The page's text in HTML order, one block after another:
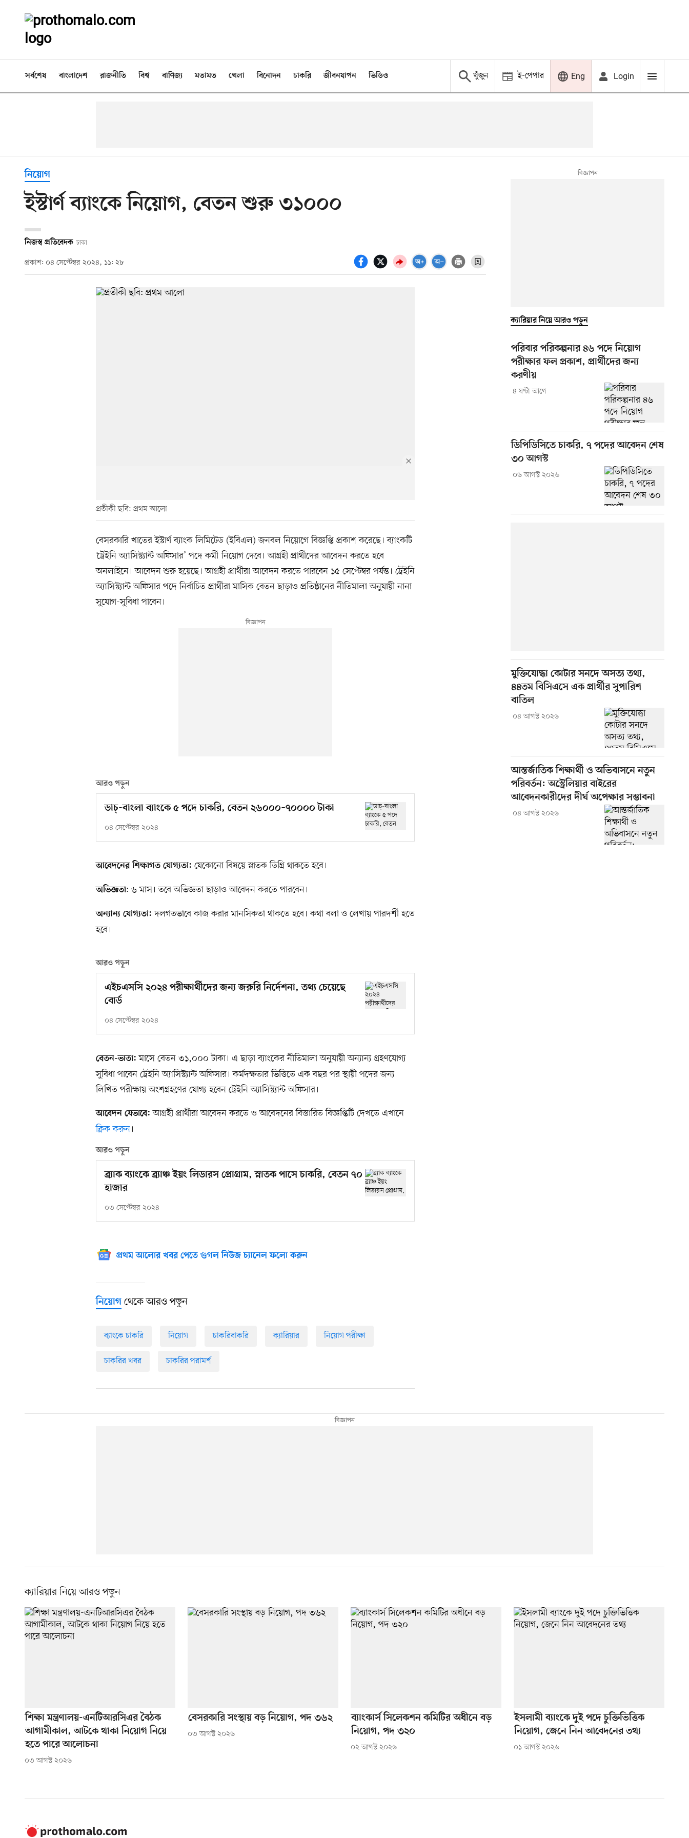
সর্বশেষ বাংলাদেশ রাজনীতি বিশ্ব বাণিজ্য মতামত খেলা বিনোদন চাকরি জীবনযাপন ভিডিও খুঁজুন ই-পেপার Eng Login
নিয়োগ
ইস্টার্ণ ব্যাংকে নিয়োগ, বেতন শুরু ৩১০০০
নিজস্ব প্রতিবেদক ঢাকা
প্রকাশ: ০৪ সেপ্টেম্বর ২০২৪, ১১: ২৮
প্রতীকী ছবি: প্রথম আলো
বেসরকারি খাতের ইস্টার্ণ ব্যাংক লিমিটেড (ইবিএল) জনবল নিয়োগে বিজ্ঞপ্তি প্রকাশ করেছে। ব্যাংকটি
‘ট্রেইনি অ্যাসিস্ট্যান্ট অফিসার’ পদে কর্মী নিয়োগ দেবে। আগ্রহী প্রার্থীদের আবেদন করতে হবে
অনলাইনে। আবেদন শুরু হয়েছে। আগ্রহী প্রার্থীরা আবেদন করতে পারবেন ১৫ সেপ্টেম্বর পর্যন্ত। ট্রেইনি
অ্যাসিস্ট্যান্ট অফিসার পদে নির্বাচিত প্রার্থীরা মাসিক বেতন ছাড়াও প্রতিষ্ঠানের নীতিমালা অনুযায়ী নানা
সুযোগ-সুবিধা পাবেন।
আরও পড়ুন
ডাচ্‌-বাংলা ব্যাংকে ৫ পদে চাকরি, বেতন ২৬০০০–৭০০০০ টাকা
০৪ সেপ্টেম্বর ২০২৪
আবেদনের শিক্ষাগত যোগ্যতা: যেকোনো বিষয়ে স্নাতক ডিগ্রি থাকতে হবে।
অভিজ্ঞতা: ৬ মাস। তবে অভিজ্ঞতা ছাড়াও আবেদন করতে পারবেন।
অন্যান্য যোগ্যতা: দলগতভাবে কাজ করার মানসিকতা থাকতে হবে। কথা বলা ও লেখায় পারদর্শী হতে
হবে।
আরও পড়ুন
এইচএসসি ২০২৪ পরীক্ষার্থীদের জন্য জরুরি নির্দেশনা, তথ্য চেয়েছে
বোর্ড
০৪ সেপ্টেম্বর ২০২৪
বেতন-ভাতা: মাসে বেতন ৩১,০০০ টাকা। এ ছাড়া ব্যাংকের নীতিমালা অনুযায়ী অন্যান্য গ্রহণযোগ্য
সুবিধা পাবেন ট্রেইনি অ্যাসিস্ট্যান্ট অফিসার। কর্মদক্ষতার ভিত্তিতে এক বছর পর স্থায়ী পদের জন্য
লিখিত পরীক্ষায় অংশগ্রহণের যোগ্য হবেন ট্রেইনি অ্যাসিস্ট্যান্ট অফিসার।
আবেদন যেভাবে: আগ্রহী প্রার্থীরা আবেদন করতে ও আবেদনের বিস্তারিত বিজ্ঞপ্তিটি দেখতে এখানে
ক্লিক করুন।
আরও পড়ুন
ব্র্যাক ব্যাংকে ব্র্যাঞ্চ ইয়ং লিডারস প্রোগ্রাম, স্নাতক পাসে চাকরি, বেতন ৭০
হাজার
০৩ সেপ্টেম্বর ২০২৪
প্রথম আলোর খবর পেতে গুগল নিউজ চ্যানেল ফলো করুন
নিয়োগ থেকে আরও পড়ুন
ব্যাংকে চাকরি নিয়োগ চাকরিবাকরি ক্যারিয়ার নিয়োগ পরীক্ষা
চাকরির খবর চাকরির পরামর্শ
ক্যারিয়ার নিয়ে আরও পড়ুন
পরিবার পরিকল্পনার ৪৬ পদে নিয়োগ
পরীক্ষার ফল প্রকাশ, প্রার্থীদের জন্য
করণীয়
৪ ঘণ্টা আগে
ডিপিডিসিতে চাকরি, ৭ পদের আবেদন শেষ
৩০ আগস্ট
০৬ আগস্ট ২০২৬
মুক্তিযোদ্ধা কোটার সনদে অসত্য তথ্য,
৪৪তম বিসিএসে এক প্রার্থীর সুপারিশ
বাতিল
০৪ আগস্ট ২০২৬
আন্তর্জাতিক শিক্ষার্থী ও অভিবাসনে নতুন
পরিবর্তন: অস্ট্রেলিয়ার বাইরের
আবেদনকারীদের দীর্ঘ অপেক্ষার সম্ভাবনা
০৪ আগস্ট ২০২৬
ক্যারিয়ার নিয়ে আরও পড়ুন
শিক্ষা মন্ত্রণালয়-এনটিআরসিএর বৈঠক
আগামীকাল, আটকে থাকা নিয়োগ নিয়ে
হতে পারে আলোচনা
০৩ আগস্ট ২০২৬
বেসরকারি সংস্থায় বড় নিয়োগ, পদ ৩৬২
০৩ আগস্ট ২০২৬
ব্যাংকার্স সিলেকশন কমিটির অধীনে বড়
নিয়োগ, পদ ৩২০
০২ আগস্ট ২০২৬
ইসলামী ব্যাংকে দুই পদে চুক্তিভিত্তিক
নিয়োগ, জেনে নিন আবেদনের তথ্য
০১ আগস্ট ২০২৬